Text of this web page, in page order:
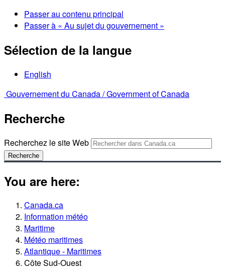
Passer au contenu principal
Passer à « Au sujet du gouvernement »
Sélection de la langue
English
Gouvernement du Canada /Government of Canada
Recherche
Recherchez le site Web
Recherche
You are here:
Canada.ca
Information météo
Maritime
Météo maritimes
Atlantique - Maritimes
Côte Sud-Ouest